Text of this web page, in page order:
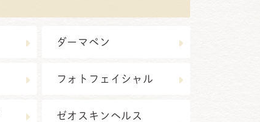
ダーマペン
フォトフェイシャル
ゼオスキンヘルス